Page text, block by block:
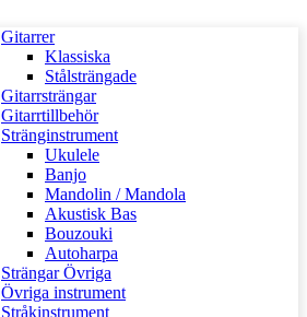
Gitarrer
Klassiska
Stålsträngade
Gitarrsträngar
Gitarrtillbehör
Stränginstrument
Ukulele
Banjo
Mandolin / Mandola
Akustisk Bas
Bouzouki
Autoharpa
Strängar Övriga
Övriga instrument
Stråkinstrument